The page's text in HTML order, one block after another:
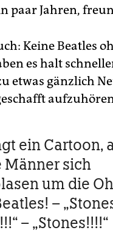
paar Jahren,
Keine Beatles
es halt
etwas gänzlich
ein Cartoon,
Männer sich
um die
–
– „Stones!!!!“